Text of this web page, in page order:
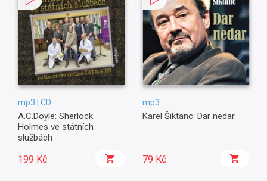
mp3 | CD
A.C.Doyle: Sherlock
Holmes ve státních
službách
199 Kč
mp3
Karel Šiktanc: Dar nedar
79 Kč